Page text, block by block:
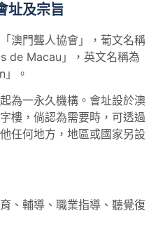
址及宗旨
澳門聾人協會」，葡文名稱
de Macau」，英文名稱為
。
為一永久機構。會址設於澳
樓，倘認為需要時，可透過
任何地方，地區或國家另設
、輔導、職業指導、聽覺復